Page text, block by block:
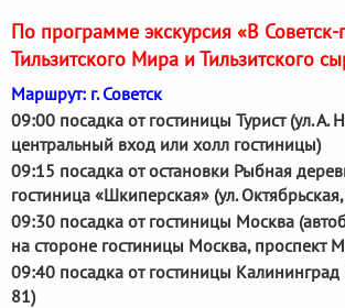
По программе экскурсия «В Советск-
Тильзитского Мира и Тильзитского
Маршрут: г. Советск
09:00 посадка от гостиницы Турист (ул. А.
центральный вход или холл гостиницы)
09:15 посадка от остановки Рыбная
гостиница «Шкиперская» (ул.
09:30 посадка от гостиницы Москва
на стороне гостиницы Москва, проспект
09:40 посадка от гостиницы
81)